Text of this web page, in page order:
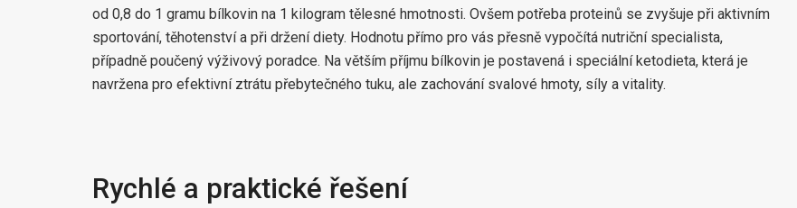
od 0,8 do 1 gramu bílkovin na 1 kilogram tělesné hmotnosti. Ovšem potřeba proteinů se zvyšuje při aktivním
sportování, těhotenství a při držení diety. Hodnotu přímo pro vás přesně vypočítá nutriční specialista,
případně poučený výživový poradce. Na větším příjmu bílkovin je postavená i speciální ketodieta, která je
navržena pro efektivní ztrátu přebytečného tuku, ale zachování svalové hmoty, síly a vitality.
Rychlé a praktické řešení